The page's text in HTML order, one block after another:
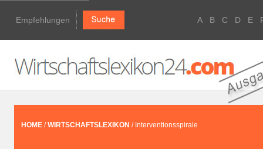
Empfehlungen A B C D E
HOME /WIRTSCHAFTSLEXIKON / Interventionsspirale